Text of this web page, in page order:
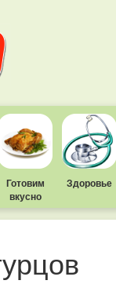
Готовим
вкусно
Здоровье